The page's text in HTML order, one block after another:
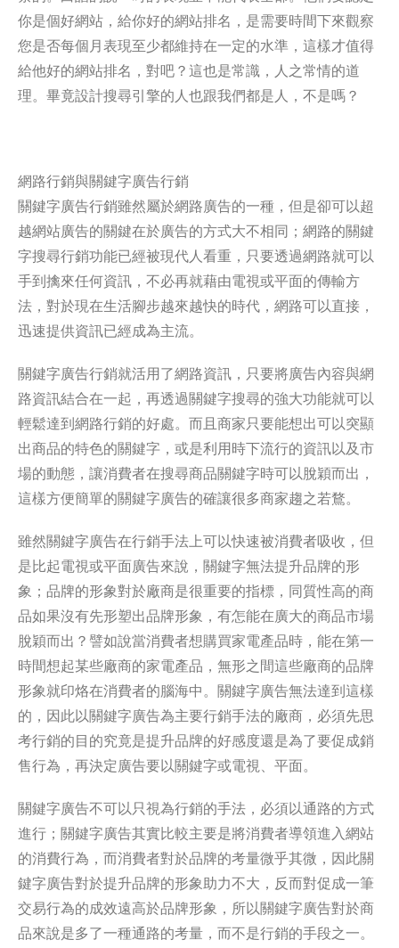
你是個好網站，給你好的網站排名，是需要時間下來觀察
您是否每個月表現至少都維持在一定的水準，這樣才值得
給他好的網站排名，對吧？這也是常識，人之常情的道
理。畢竟設計搜尋引擎的人也跟我們都是人，不是嗎？
網路行銷與關鍵字廣告行銷
關鍵字廣告行銷雖然屬於網路廣告的一種，但是卻可以超
越網站廣告的關鍵在於廣告的方式大不相同；網路的關鍵
字搜尋行銷功能已經被現代人看重，只要透過網路就可以
手到擒來任何資訊，不必再就藉由電視或平面的傳輸方
法，對於現在生活腳步越來越快的時代，網路可以直接，
迅速提供資訊已經成為主流。
關鍵字廣告行銷就活用了網路資訊，只要將廣告內容與網
路資訊結合在一起，再透過關鍵字搜尋的強大功能就可以
輕鬆達到網路行銷的好處。而且商家只要能想出可以突顯
出商品的特色的關鍵字，或是利用時下流行的資訊以及市
場的動態，讓消費者在搜尋商品關鍵字時可以脫穎而出，
這樣方便簡單的關鍵字廣告的確讓很多商家趨之若鶩。
雖然關鍵字廣告在行銷手法上可以快速被消費者吸收，但
是比起電視或平面廣告來說，關鍵字無法提升品牌的形
象；品牌的形象對於廠商是很重要的指標，同質性高的商
品如果沒有先形塑出品牌形象，有怎能在廣大的商品市場
脫穎而出？譬如說當消費者想購買家電產品時，能在第一
時間想起某些廠商的家電產品，無形之間這些廠商的品牌
形象就印烙在消費者的腦海中。關鍵字廣告無法達到這樣
的，因此以關鍵字廣告為主要行銷手法的廠商，必須先思
考行銷的目的究竟是提升品牌的好感度還是為了要促成銷
售行為，再決定廣告要以關鍵字或電視、平面。
關鍵字廣告不可以只視為行銷的手法，必須以通路的方式
進行；關鍵字廣告其實比較主要是將消費者導領進入網站
的消費行為，而消費者對於品牌的考量微乎其微，因此關
鍵字廣告對於提升品牌的形象助力不大，反而對促成一筆
交易行為的成效遠高於品牌形象，所以關鍵字廣告對於商
品來說是多了一種通路的考量，而不是行銷的手段之一。